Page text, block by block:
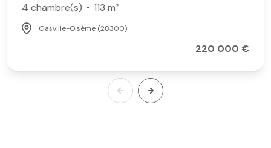
4 chambre(s)
113 m²
Gasville-Oisème (28300)
220 000 €